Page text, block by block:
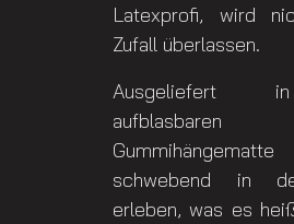
Latexprofi, wird
Zufall überlassen.
Ausgeliefert
aufblasbaren
schwebend in
erleben, was es